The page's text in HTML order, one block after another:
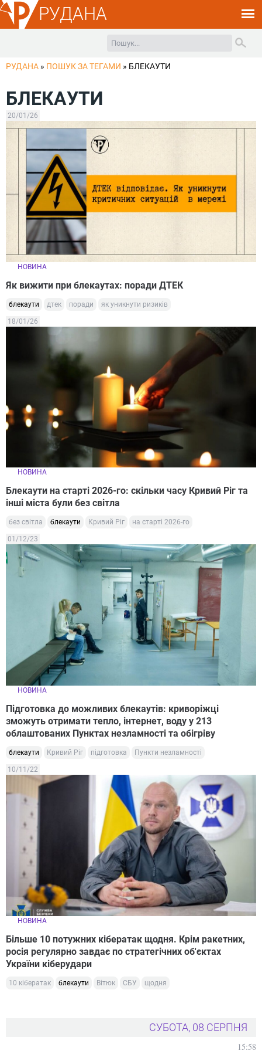
РУДАНА
РУДАНА » ПОШУК ЗА ТЕГАМИ » БЛЕКАУТИ
БЛЕКАУТИ
20/01/26
НОВИНА
Як вижити при блекаутах: поради ДТЕК
блекаути дтек поради як уникнути ризиків
18/01/26
НОВИНА
Блекаути на старті 2026-го: скільки часу Кривий Ріг та
інші міста були без світла
без світла блекаути Кривий Ріг на старті 2026-го
01/12/23
НОВИНА
Підготовка до можливих блекаутів: криворіжці
зможуть отримати тепло, інтернет, воду у 213
облаштованих Пунктах незламності та обігріву
блекаути Кривий Ріг підготовка Пункти незламності
10/11/22
НОВИНА
Більше 10 потужних кібератак щодня. Крім ракетних,
росія регулярно завдає по стратегічних об'єктах
України кіберудари
10 кібератак блекаути Вітюк СБУ щодня
СУБОТА, 08 СЕРПНЯ
15:58